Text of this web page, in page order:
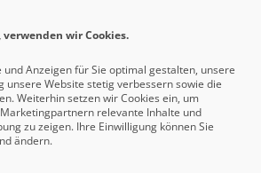
120x180cm
mit zwei unterschiedlichen Seiten. Eine
wir Cookies.
Anzeigen für Sie optimal gestalten, unsere
unsere Website stetig verbessern sowie die
Weiterhin setzen wir Cookies ein, um
relevante Inhalte und
zu zeigen. Ihre Einwilligung können Sie
ändern.